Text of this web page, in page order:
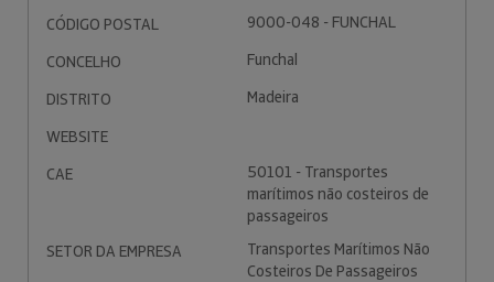
CÓDIGO POSTAL
9000-048 - FUNCHAL
CONCELHO
Funchal
DISTRITO
Madeira
WEBSITE
CAE
50101 - Transportes
marítimos não costeiros de
passageiros
SETOR DA EMPRESA
Transportes Marítimos Não
Costeiros De Passageiros